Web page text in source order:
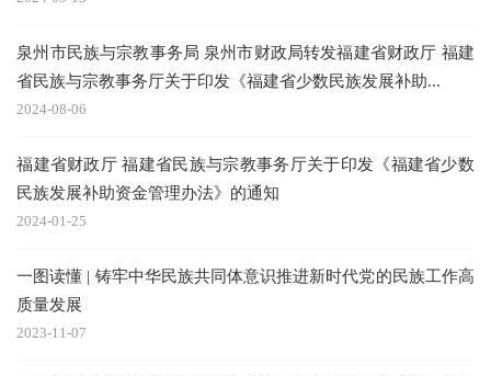
泉州市民族与宗教事务局 泉州市财政局转发福建省财政厅 福建
省民族与宗教事务厅关于印发《福建省少数民族发展补助...
2024-08-06
福建省财政厅 福建省民族与宗教事务厅关于印发《福建省少数
民族发展补助资金管理办法》的通知
2024-01-25
一图读懂 | 铸牢中华民族共同体意识推进新时代党的民族工作高
质量发展
2023-11-07